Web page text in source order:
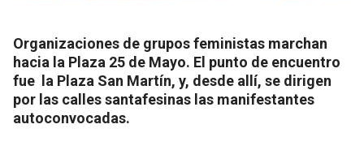
Organizaciones de grupos feministas marchan
hacia la Plaza 25 de Mayo. El punto de encuentro
fue la Plaza San Martín, y, desde allí, se dirigen
por las calles santafesinas las manifestantes
autoconvocadas.